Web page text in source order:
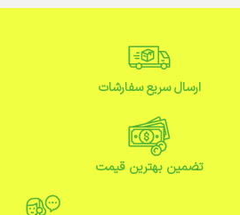
ارسال سریع سفارشات
تضمین بهترین قیمت